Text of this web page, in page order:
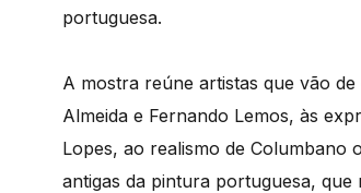
portuguesa.
A mostra reúne artistas que vão
Almeida e Fernando Lemos, às
Lopes, ao realismo de Columbano
antigas da pintura portuguesa,